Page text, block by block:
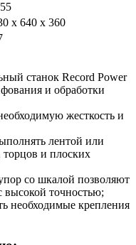
х 640 х 360
станок Record Power
и обработки
жесткость и
лентой или
и плоских
со шкалой позволяют
высокой точностью;
необходимые крепления